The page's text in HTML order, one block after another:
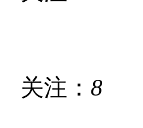
关注： 8